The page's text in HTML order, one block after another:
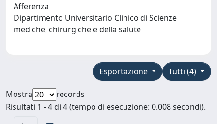
Afferenza
Dipartimento Universitario Clinico di Scienze
mediche, chirurgiche e della salute
Tutti (4)
Esportazione
Mostra
records
Risultati 1 - 4 di 4 (tempo di esecuzione: 0.008 secondi).